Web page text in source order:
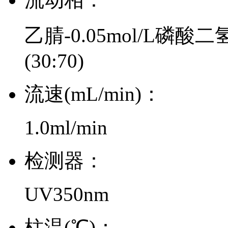
乙腈-0.05mol/L磷酸二
(30:70)
流速(mL/min)：
1.0ml/min
检测器：
UV350nm